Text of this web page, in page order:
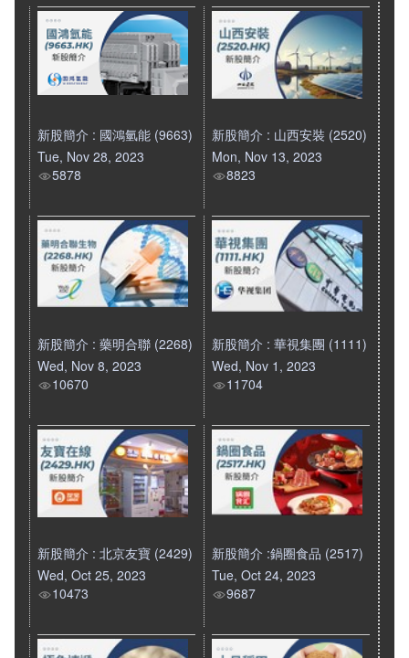
新股簡介 : 國鴻氫能 (9663)
Tue, Nov 28, 2023
5878
新股簡介 : 山西安裝 (2520)
Mon, Nov 13, 2023
8823
新股簡介 : 藥明合聯 (2268)
Wed, Nov 8, 2023
10670
新股簡介 : 華視集團 (1111)
Wed, Nov 1, 2023
11704
新股簡介 : 北京友寶 (2429)
Wed, Oct 25, 2023
10473
新股簡介 :鍋圈食品 (2517)
Tue, Oct 24, 2023
9687